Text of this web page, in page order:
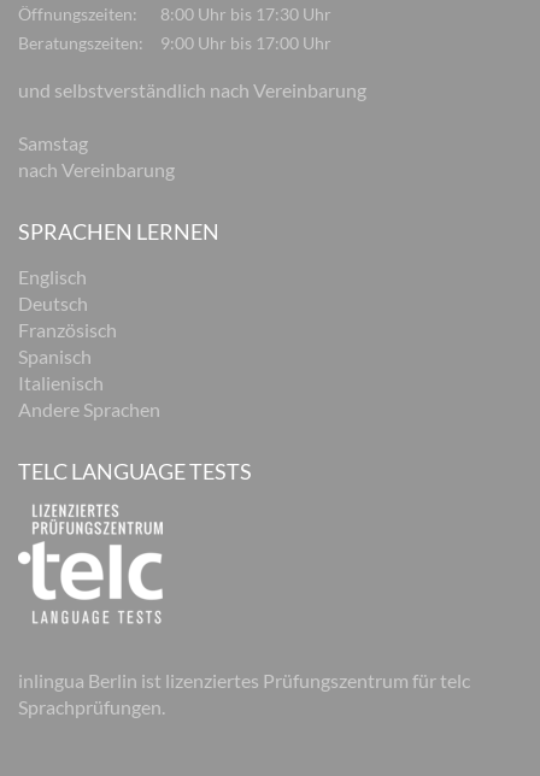
Öffnungszeiten:
8:00 Uhr bis 17:30 Uhr
Beratungszeiten:
9:00 Uhr bis 17:00 Uhr
und selbstverständlich nach Vereinbarung
Samstag
nach Vereinbarung
SPRACHEN LERNEN
Englisch
Deutsch
Französisch
Spanisch
Italienisch
Andere Sprachen
TELC LANGUAGE TESTS
inlingua Berlin ist lizenziertes Prüfungszentrum für telc
Sprachprüfungen.